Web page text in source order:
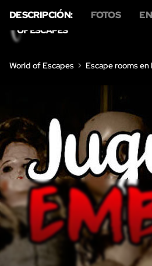
World of Escapes Escape rooms en
DESCRIPCIÓN: FOTOS